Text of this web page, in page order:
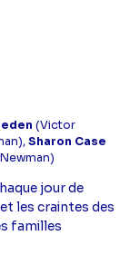
(Victor
Sharon Case
jour de
les craintes des
familles